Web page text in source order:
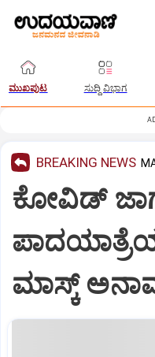
ಮುಖಪುಟ ಸುದ್ದಿ ವಿಭಾಗ
BREAKING NEWS
ಕೋವಿಡ್
ಮಾಸ್ಕ್